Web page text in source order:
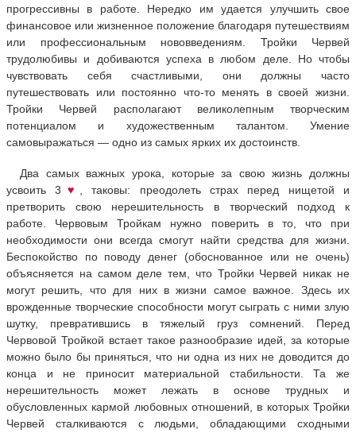
прогрессивны в работе. Нередко им удается улучшить свое
финансовое или жизненное положение благодаря путешествиям
или профессиональным нововведениям. Тройки Червей
трудолюбивы и добиваются успеха в любом деле. Но чтобы
чувствовать себя счастливыми, они должны часто
путешествовать или постоянно что-то менять в своей жизни.
Тройки Червей располагают великолепным творческим
потенциалом и художественным талантом. Умение
самовыражаться — одно из самых ярких их достоинств.
Два самых важных урока, которые за свою жизнь должны
усвоить 3 ♥ , таковы: преодолеть страх перед нищетой и
претворить свою нерешительность в творческий подход к
работе. Червовым Тройкам нужно поверить в то, что при
необходимости они всегда смогут найти средства для жизни.
Беспокойство по поводу денег (обоснованное или не очень)
объясняется на самом деле тем, что Тройки Червей никак не
могут решить, что для них в жизни самое важное. Здесь их
врожденные творческие способности могут сыграть с ними злую
шутку, превратившись в тяжелый груз сомнений. Перед
Червовой Тройкой встает такое разнообразие идей, за которые
можно было бы приняться, что ни одна из них не доводится до
конца и не приносит материальной стабильности. Та же
нерешительность может лежать в основе трудных и
обусловленных кармой любовных отношений, в которых Тройки
Червей сталкиваются с людьми, обладающими сходными